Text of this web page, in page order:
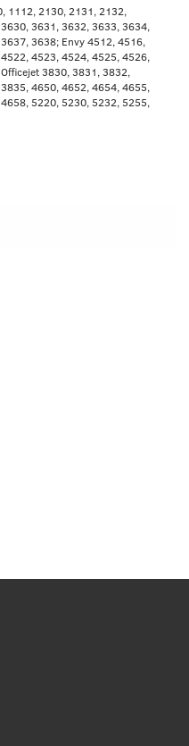
1112, 2130, 2131, 2132,
3631, 3632, 3633, 3634,
3638; Envy 4512, 4516,
4523, 4524, 4525, 4526,
3830, 3831, 3832,
4650, 4652, 4654, 4655,
5220, 5230, 5232, 5255,